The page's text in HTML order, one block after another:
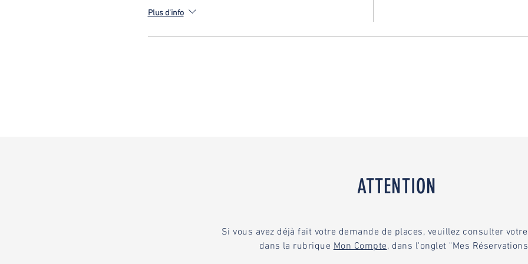
Plus d'info
ATTENTION
Si vous avez déjà fait votre demande de places, veuillez consulter
dans la rubriqueMon Compte, dans l'onglet "Mes